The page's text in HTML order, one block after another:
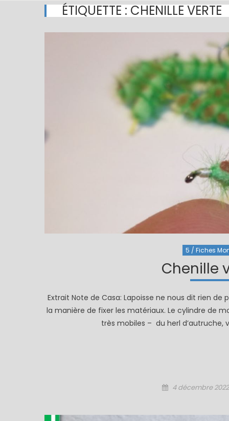
ÉTIQUETTE : CHENILLE VERTE
5 / Fiches
Chenille
Extrait Note de Casa: Lapoisse ne nous dit rien
la manière de fixer les matériaux. Le cylindre de
très mobiles – du herl
Posted
4 décembre 2022